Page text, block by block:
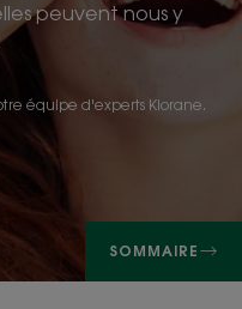
peuvent nous y
équipe d'experts Klorane.
SOMMAIRE